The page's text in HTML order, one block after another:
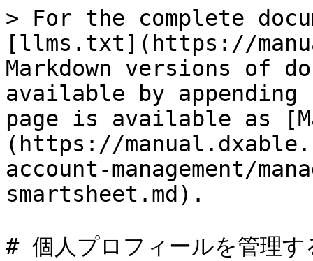
> For the complete
[llms.txt](https://
Markdown versions of
available by
page is available as
(https://
account-management/
smartsheet.md).
# 個人プロフィールを管理す